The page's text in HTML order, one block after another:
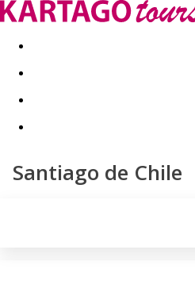
Last minute Dovolenkové kluby
Santiago de Chile